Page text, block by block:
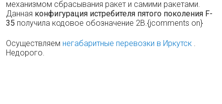
механизмом сбрасывания ракет и самими ракетами.
Данная конфигурация истребителя пятого поколения F-
35 получила кодовое обозначение 2В.{jcomments on}
Осуществляем негабаритные перевозки в Иркутск .
Недорого.